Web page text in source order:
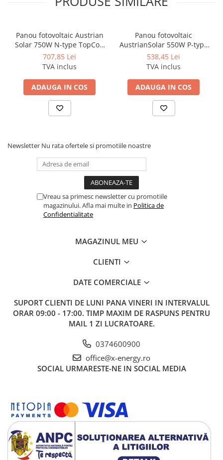
Iesire (AC)
Putere nominală de ieșire
Putere maximă de ieșire
Frecvența nominală a rețelei
Tensiunea nominală a rețelei
230Vac
400Vac
THDi (Distorție totală a armonicilor la intrare)
Eficiență
Eficiență maximă
98.40%
Eficiență MPPT (urmarirea punctului maxim de
Protecție împotriva polarității inverse DC
Protecție anti-islanding
Da
Protecție împotriva scurtcircuitului AC
Da
Panou fotovoltaic Austrian
Solar 750W N-type TopCon
Halfcut
707,85 Lei
TVA inclus
ADAUGA IN COS
Panou fotovoltaic
AustrianSolar 550W P-type
HalfCut Monocristalin
538,45 Lei
TVA inclus
ADAUGA IN COS
Newsletter Nu rata ofertele si promotiile noastre
Vreau sa primesc newsletter cu promotiile
magazinului. Afla mai multe in Politica de
Confidentialitate
MAGAZINUL MEU
CLIENTI
DATE COMERCIALE
SUPORT CLIENTI DE LUNI PANA VINERI IN INTERVALUL
ORAR 09:00 - 17:00. TIMP MAXIM DE RASPUNS PENTRU
MAIL 1 ZI LUCRATOARE.
0374600900
office@x-energy.ro
SOCIAL URMARESTE-NE IN SOCIAL MEDIA